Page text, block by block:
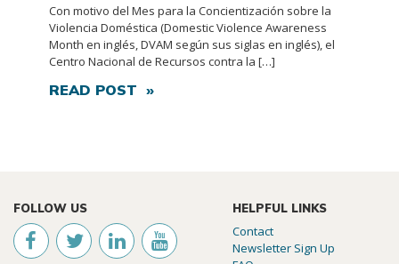
Con motivo del Mes para la Concientización sobre la
Violencia Doméstica (Domestic Violence Awareness
Month en inglés, DVAM según sus siglas en inglés), el
Centro Nacional de Recursos contra la […]
READ POST »
FOLLOW US HELPFUL LINKS
Contact
Newsletter Sign Up